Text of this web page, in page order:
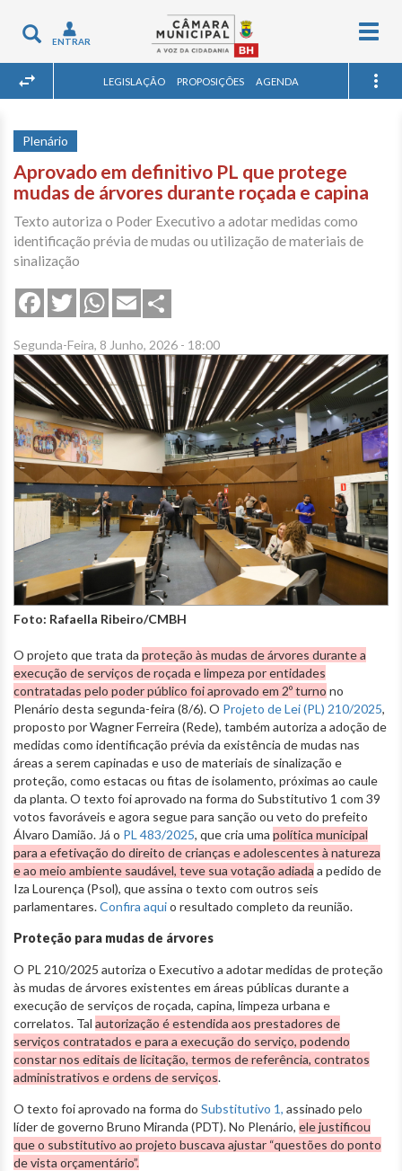
Toggle
navigation
ENTRAR
LEGISLAÇÃO PROPOSIÇÕES AGENDA
Plenário
Aprovado em definitivo PL que protege
mudas de árvores durante roçada e capina
Texto autoriza o Poder Executivo a adotar medidas como
identificação prévia de mudas ou utilização de materiais de
sinalização
FacebookTwitterWhatsApp
Email
Segunda-Feira, 8 Junho, 2026 - 18:00
Foto: Rafaella Ribeiro/CMBH
O projeto que trata da proteção às mudas de árvores durante a
execução de serviços de roçada e limpeza por entidades
contratadas pelo poder público foi aprovado em 2º turno no
Plenário desta segunda-feira (8/6). O Projeto de Lei (PL) 210/2025,
proposto por Wagner Ferreira (Rede), também autoriza a adoção de
medidas como identificação prévia da existência de mudas nas
áreas a serem capinadas e uso de materiais de sinalização e
proteção, como estacas ou fitas de isolamento, próximas ao caule
da planta. O texto foi aprovado na forma do Substitutivo 1 com 39
votos favoráveis e agora segue para sanção ou veto do prefeito
Álvaro Damião. Já o PL 483/2025, que cria uma política municipal
para a efetivação do direito de crianças e adolescentes à natureza
e ao meio ambiente saudável, teve sua votação adiada a pedido de
Iza Lourença (Psol), que assina o texto com outros seis
parlamentares.Confira aquio resultado completo da reunião.
Proteção para mudas de árvores
O PL 210/2025 autoriza o Executivo a adotar medidas de proteção
às mudas de árvores existentes em áreas públicas durante a
execução de serviços de roçada, capina, limpeza urbana e
correlatos. Tal autorização é estendida aos prestadores de
serviços contratados e para a execução do serviço, podendo
constar nos editais de licitação, termos de referência, contratos
administrativos e ordens de serviços.
O texto foi aprovado na forma do Substitutivo 1, assinado pelo
líder de governo Bruno Miranda (PDT). No Plenário, ele justificou
que o substitutivo ao projeto buscava ajustar “questões do ponto
de vista orçamentário”.